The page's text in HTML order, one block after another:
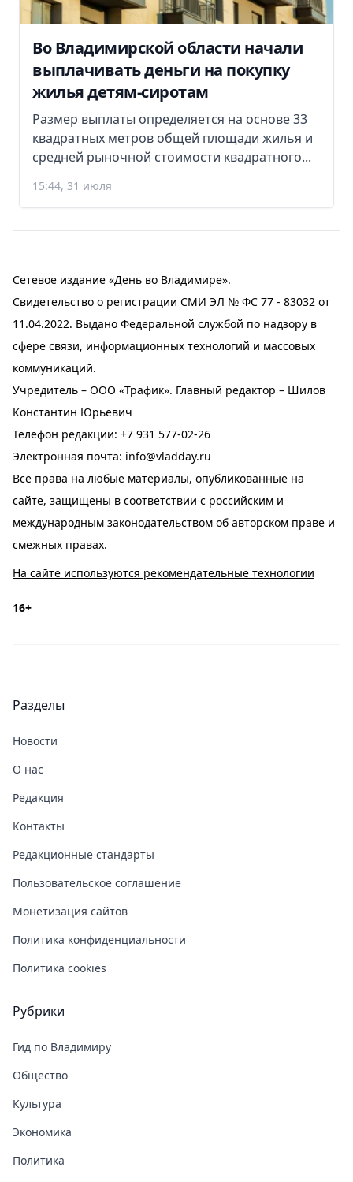
Во Владимирской области начали
выплачивать деньги на покупку
жилья детям-сиротам
Размер выплаты определяется на основе 33
квадратных метров общей площади жилья и
средней рыночной стоимости квадратного...
15:44, 31 июля
Сетевое издание «День во Владимире».
Свидетельство о регистрации СМИ ЭЛ № ФС 77 - 83032 от
11.04.2022. Выдано Федеральной службой по надзору в
сфере связи, информационных технологий и массовых
коммуникаций.
Учредитель – ООО «Трафик». Главный редактор – Шилов
Константин Юрьевич
Телефон редакции: +7 931 577-02-26
Электронная почта: info@vladday.ru
Все права на любые материалы, опубликованные на
сайте, защищены в соответствии с российским и
международным законодательством об авторском праве и
смежных правах.
На сайте используются рекомендательные технологии
16+
Разделы
Новости
О нас
Редакция
Контакты
Редакционные стандарты
Пользовательское соглашение
Монетизация сайтов
Политика конфиденциальности
Политика cookies
Рубрики
Гид по Владимиру
Общество
Культура
Экономика
Политика